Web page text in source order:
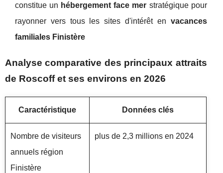
constitue un hébergement face mer stratégique pour
rayonner vers tous les sites d'intérêt en vacances
familiales Finistère
Analyse comparative des principaux attraits
de Roscoff et ses environs en 2026
Caractéristique Données clés
Nombre de visiteurs
annuels région
Finistère
plus de 2,3 millions en 2024